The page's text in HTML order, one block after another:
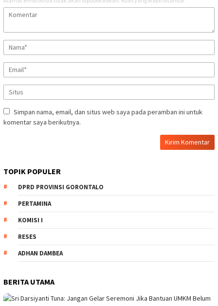
Simpan nama, email, dan situs web saya pada peramban ini untuk
komentar saya berikutnya.
TOPIK POPULER
DPRD PROVINSI GORONTALO
PERTAMINA
KOMISI I
RESES
ADHAN DAMBEA
BERITA UTAMA